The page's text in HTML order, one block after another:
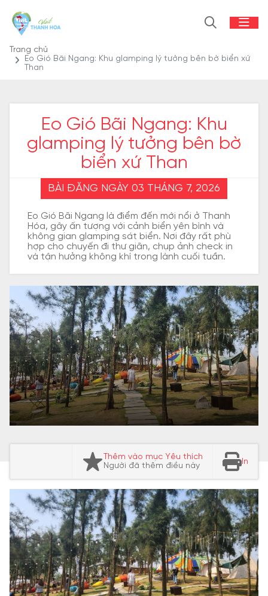
Trang chủ
Eo Gió Bãi Ngang: Khu glamping lý tưởng bên bờ biển xứ
Than
Eo Gió Bãi Ngang: Khu
glamping lý tưởng bên bờ
biển xứ Than
BÀI ĐĂNG NGÀY 03 THÁNG 7, 2026
Eo Gió Bãi Ngang là điểm đến mới nổi ở Thanh
Hóa, gây ấn tượng với cảnh biển yên bình và
không gian glamping sát biển. Nơi đây rất phù
hợp cho chuyến đi thư giãn, chụp ảnh check in
và tận hưởng không khí trong lành cuối tuần.
Thêm vào mục Yêu thích
Người đã thêm điều này
In